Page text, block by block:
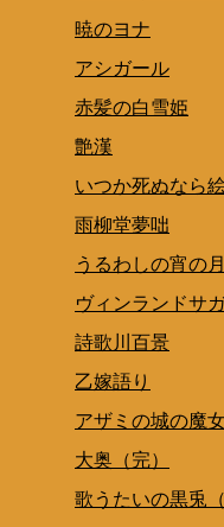
暁のヨナ
アシガール
赤髪の白雪姫
艶漢
いつか死ぬなら
雨柳堂夢咄
うるわしの宵の月
ヴィンランドサ
詩歌川百景
乙嫁語り
アザミの城の魔女
大奥（完）
歌うたいの黒兎（